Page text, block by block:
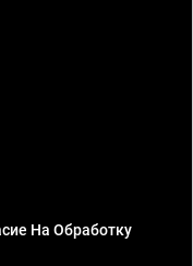
На Обработку